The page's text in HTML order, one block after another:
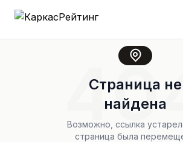
404
Страница не
найдена
Возможно, ссылка
страница была